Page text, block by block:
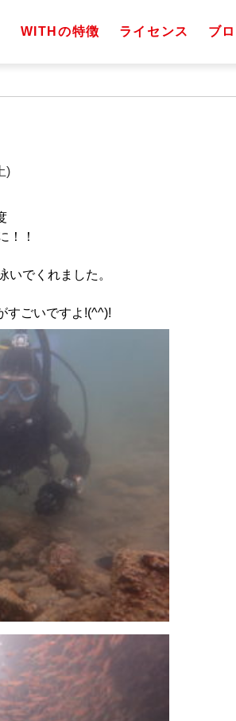
WITHの特徴 ライセンス ブ
)
！！
いでくれました。
すごいですよ!(^^)!